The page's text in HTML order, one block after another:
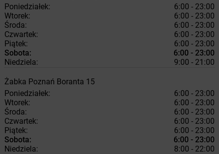
Poniedziałek:
6:00 - 23:00
Wtorek:
6:00 - 23:00
Środa:
6:00 - 23:00
Czwartek:
6:00 - 23:00
Piątek:
6:00 - 23:00
Sobota:
6:00 - 23:00
Niedziela:
9:00 - 21:00
Żabka Poznań Boranta 15
Poniedziałek:
6:00 - 23:00
Wtorek:
6:00 - 23:00
Środa:
6:00 - 23:00
Czwartek:
6:00 - 23:00
Piątek:
6:00 - 23:00
Sobota:
6:00 - 23:00
Niedziela:
8:00 - 22:00